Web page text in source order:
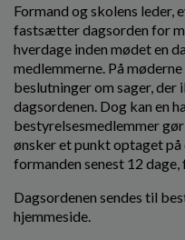
Formand og skolens leder,
fastsætter dagsorden for
hverdage inden mødet en
medlemmerne. På
beslutninger om sager,
dagsordenen. Dog kan en
bestyrelsesmedlemmer
ønsker et punkt optaget på
formanden senest 12
Dagsordenen sendes til
hjemmeside.